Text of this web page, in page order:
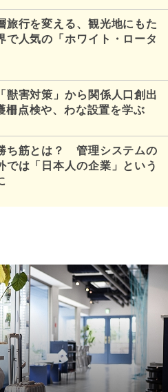
旅行を変える、観光地にもた
で人気の「ホワイト・ロータ
獣害対策」から関係人口創出
柵点検や、わな設置を学ぶ
ち筋とは？ 管理システムの
では「日本人の企業」という